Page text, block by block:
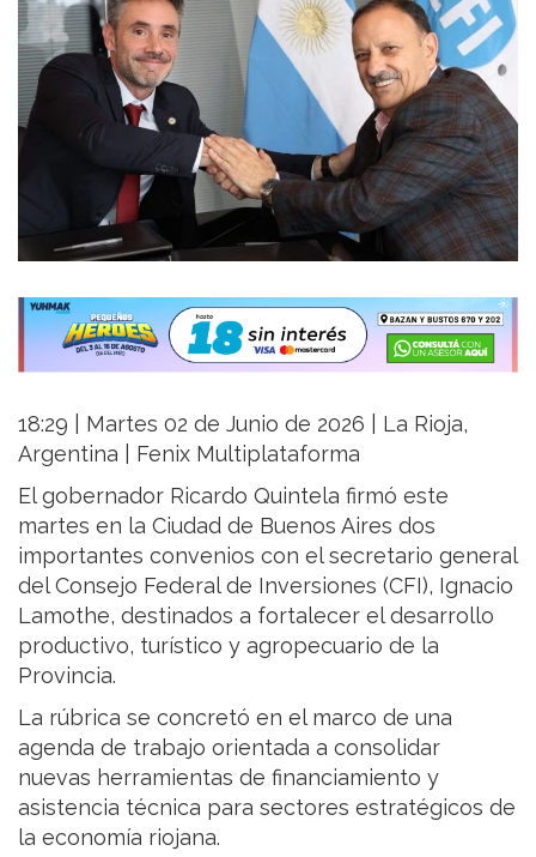
18:29 | Martes 02 de Junio de 2026 | La Rioja,
Argentina | Fenix Multiplataforma
El gobernador Ricardo Quintela firmó este
martes en la Ciudad de Buenos Aires dos
importantes convenios con el secretario general
del Consejo Federal de Inversiones (CFI), Ignacio
Lamothe, destinados a fortalecer el desarrollo
productivo, turístico y agropecuario de la
Provincia.
La rúbrica se concretó en el marco de una
agenda de trabajo orientada a consolidar
nuevas herramientas de financiamiento y
asistencia técnica para sectores estratégicos de
la economía riojana.